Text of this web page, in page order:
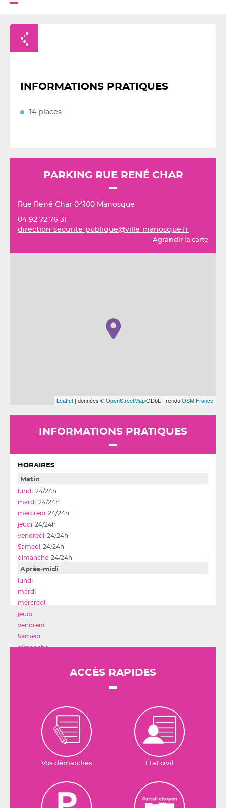
INFORMATIONS PRATIQUES
14 places
PARKING RUE RENÉ CHAR
Rue René Char 04100 Manosque
04 92 72 76 31
direction-securite-publique@ville-manosque.fr
Agrandir la carte
Leaflet | données ©OpenStreetMap/ODbL - renduOSM France
INFORMATIONS PRATIQUES
HORAIRES
Matin
24/24h
24/24h
24/24h
24/24h
24/24h
24/24h
24/24h
Après-midi
ACCÈS RAPIDES
Vos démarches État civil